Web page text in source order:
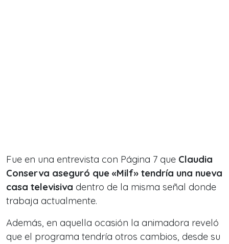
Fue en una entrevista con Página 7 que Claudia
Conserva aseguró que «Milf» tendría una nueva
casa televisiva dentro de la misma señal donde
trabaja actualmente.
Además, en aquella ocasión la animadora reveló
que el programa tendría otros cambios, desde su